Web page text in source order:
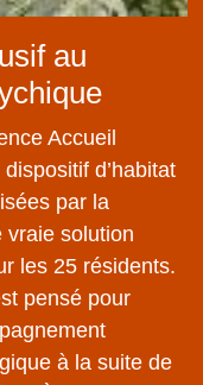
au
Accueil
d’habitat
par la
vraie solution
les 25 résidents.
pensé pour
à la suite de